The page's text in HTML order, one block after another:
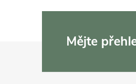
Mějte